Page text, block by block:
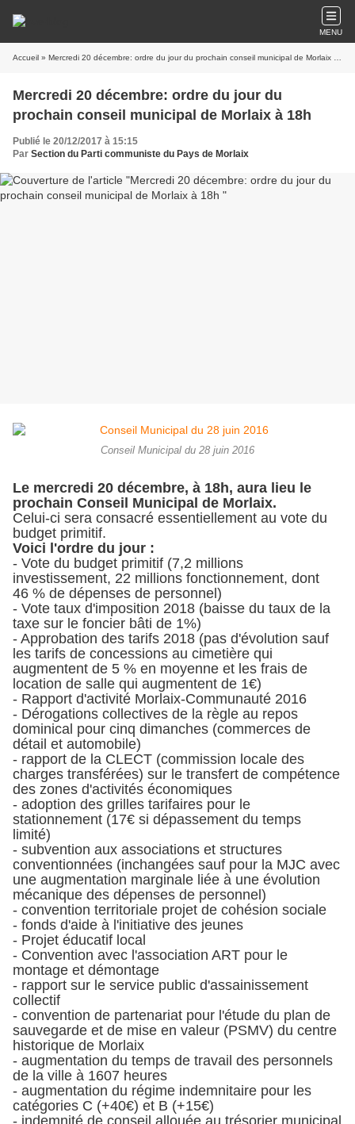
MENU
Accueil » Mercredi 20 décembre: ordre du jour du prochain conseil municipal de Morlaix à 18h
Mercredi 20 décembre: ordre du jour du
prochain conseil municipal de Morlaix à 18h
Publié le 20/12/2017 à 15:15
Par Section du Parti communiste du Pays de Morlaix
Conseil Municipal du 28 juin 2016
Le mercredi 20 décembre, à 18h, aura lieu le
prochain Conseil Municipal de Morlaix.
Celui-ci sera consacré essentiellement au vote du
budget primitif.
Voici l'ordre du jour :
- Vote du budget primitif (7,2 millions
investissement, 22 millions fonctionnement, dont
46 % de dépenses de personnel)
- Vote taux d'imposition 2018 (baisse du taux de la
taxe sur le foncier bâti de 1%)
- Approbation des tarifs 2018 (pas d'évolution sauf
les tarifs de concessions au cimetière qui
augmentent de 5 % en moyenne et les frais de
location de salle qui augmentent de 1€)
- Rapport d'activité Morlaix-Communauté 2016
- Dérogations collectives de la règle au repos
dominical pour cinq dimanches (commerces de
détail et automobile)
- rapport de la CLECT (commission locale des
charges transférées) sur le transfert de compétence
des zones d'activités économiques
- adoption des grilles tarifaires pour le
stationnement (17€ si dépassement du temps
limité)
- subvention aux associations et structures
conventionnées (inchangées sauf pour la MJC avec
une augmentation marginale liée à une évolution
mécanique des dépenses de personnel)
- convention territoriale projet de cohésion sociale
- fonds d'aide à l'initiative des jeunes
- Projet éducatif local
- Convention avec l'association ART pour le
montage et démontage
- rapport sur le service public d'assainissement
collectif
- convention de partenariat pour l'étude du plan de
sauvegarde et de mise en valeur (PSMV) du centre
historique de Morlaix
- augmentation du temps de travail des personnels
de la ville à 1607 heures
- augmentation du régime indemnitaire pour les
catégories C (+40€) et B (+15€)